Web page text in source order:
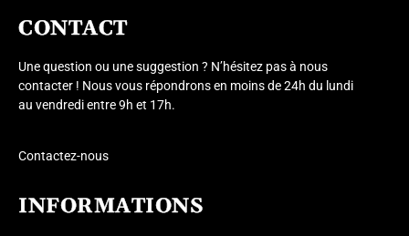
CONTACT
Une question ou une suggestion ? N’hésitez pas à nous
contacter ! Nous vous répondrons en moins de 24h du lundi
au vendredi entre 9h et 17h.
Contactez-nous
INFORMATIONS